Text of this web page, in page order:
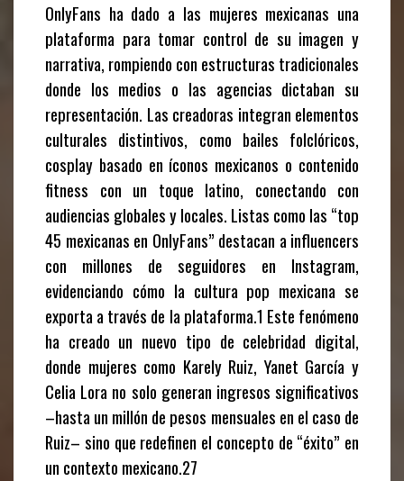
OnlyFans ha dado a las mujeres mexicanas una
plataforma para tomar control de su imagen y
narrativa, rompiendo con estructuras tradicionales
donde los medios o las agencias dictaban su
representación. Las creadoras integran elementos
culturales distintivos, como bailes folclóricos,
cosplay basado en íconos mexicanos o contenido
fitness con un toque latino, conectando con
audiencias globales y locales. Listas como las “top
45 mexicanas en OnlyFans” destacan a influencers
con millones de seguidores en Instagram,
evidenciando cómo la cultura pop mexicana se
exporta a través de la plataforma.1 Este fenómeno
ha creado un nuevo tipo de celebridad digital,
donde mujeres como Karely Ruiz,Yanet García y
Celia Lora no solo generan ingresos significativos
–hasta un millón de pesos mensuales en el caso de
Ruiz– sino que redefinen el concepto de “éxito” en
un contexto mexicano.27